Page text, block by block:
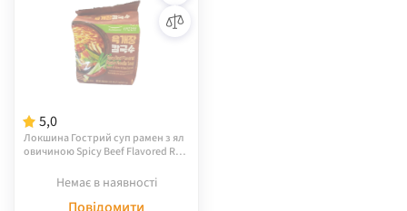
5,0
Локшина Гострий суп рамен з ял
овичиною Spicy Beef Flavored Ra
M"Pulmuone"
Немає в наявності